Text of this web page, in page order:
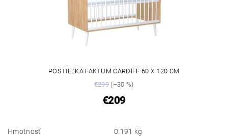
POSTIEĽKA FAKTUM CARDIFF 60 X 120 CM
€299 (–30 %)
€209
Hmotnosť
0.191 kg